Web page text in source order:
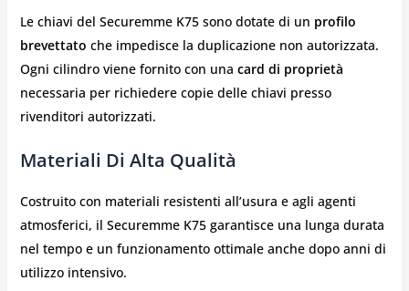
Le chiavi del Securemme K75 sono dotate di un profilo
brevettato che impedisce la duplicazione non autorizzata.
Ogni cilindro viene fornito con una card di proprietà
necessaria per richiedere copie delle chiavi presso
rivenditori autorizzati.
Materiali Di Alta Qualità
Costruito con materiali resistenti all’usura e agli agenti
atmosferici, il Securemme K75 garantisce una lunga durata
nel tempo e un funzionamento ottimale anche dopo anni di
utilizzo intensivo.